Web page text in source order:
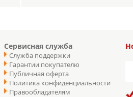
Сервисная служба
Служба поддержки
Гарантии покупателю
Публичная оферта
Политика конфиденциальности
Правообладателям